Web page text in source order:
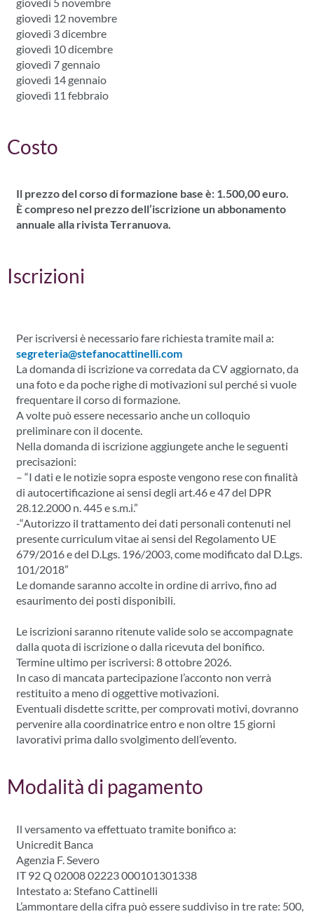
giovedì 5 novembre
giovedì 12 novembre
giovedì 3 dicembre
giovedì 10 dicembre
giovedì 7 gennaio
giovedì 14 gennaio
giovedì 11 febbraio
Costo
Il prezzo del corso di formazione base è: 1.500,00 euro.
È compreso nel prezzo dell’iscrizione un abbonamento
annuale alla rivista Terranuova.
Iscrizioni
Per iscriversi è necessario fare richiesta tramite mail a:
segreteria@stefanocattinelli.com
La domanda di iscrizione va corredata da CV aggiornato, da
una foto e da poche righe di motivazioni sul perché si vuole
frequentare il corso di formazione.
A volte può essere necessario anche un colloquio
preliminare con il docente.
Nella domanda di iscrizione aggiungete anche le seguenti
precisazioni:
– “I dati e le notizie sopra esposte vengono rese con finalità
di autocertificazione ai sensi degli art.46 e 47 del DPR
28.12.2000 n. 445 e s.m.i.”
-“Autorizzo il trattamento dei dati personali contenuti nel
presente curriculum vitae ai sensi del Regolamento UE
679/2016 e del D.Lgs. 196/2003, come modificato dal D.Lgs.
101/2018”
Le domande saranno accolte in ordine di arrivo, fino ad
esaurimento dei posti disponibili.
Le iscrizioni saranno ritenute valide solo se accompagnate
dalla quota di iscrizione o dalla ricevuta del bonifico.
Termine ultimo per iscriversi: 8 ottobre 2026.
In caso di mancata partecipazione l’acconto non verrà
restituito a meno di oggettive motivazioni.
Eventuali disdette scritte, per comprovati motivi, dovranno
pervenire alla coordinatrice entro e non oltre 15 giorni
lavorativi prima dallo svolgimento dell’evento.
Modalità di pagamento
Il versamento va effettuato tramite bonifico a:
Unicredit Banca
Agenzia F. Severo
IT 92 Q 02008 02223 000101301338
Intestato a: Stefano Cattinelli
L’ammontare della cifra può essere suddiviso in tre rate: 500,